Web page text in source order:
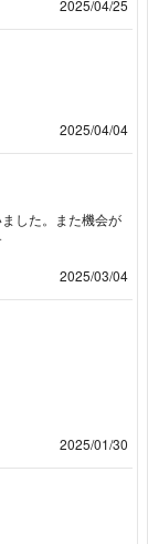
2025/04/25
2025/04/04
した。また機会が
2025/03/04
2025/01/30